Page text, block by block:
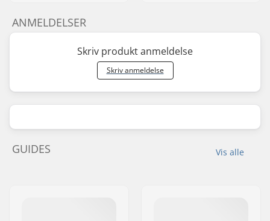
ANMELDELSER
Skriv produkt anmeldelse
Skriv anmeldelse
Vis alle
GUIDES